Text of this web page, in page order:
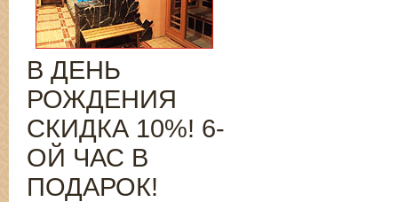
В ДЕНЬ
РОЖДЕНИЯ
СКИДКА 10%! 6-
ОЙ ЧАС В
ПОДАРОК!